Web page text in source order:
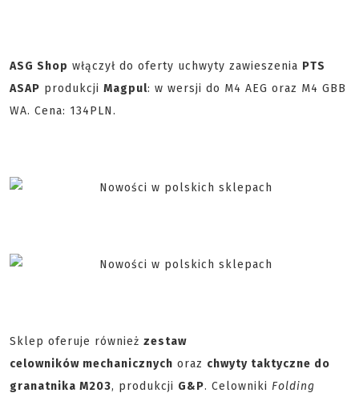
ASG Shop włączył do oferty uchwyty zawieszenia PTS
ASAP produkcji Magpul: w wersji do M4 AEG oraz M4 GBB
WA. Cena: 134PLN.
Sklep oferuje również zestaw
celowników mechanicznych oraz chwyty taktyczne do
granatnika M203, produkcji G&P. Celowniki Folding